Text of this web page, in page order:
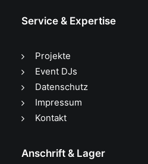
Service & Expertise
Projekte
Event DJs
Datenschutz
Impressum
Kontakt
Anschrift & Lager